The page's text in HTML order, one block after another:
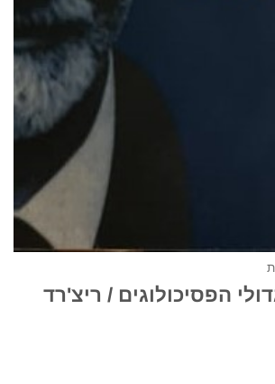
הפסיכולוגים / ריצ'רד